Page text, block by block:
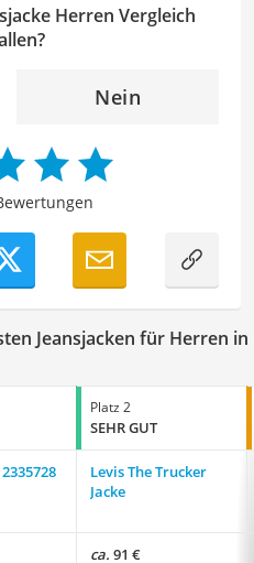
inhaltlich präzise, gut
zu gestalten.
und stilistische Qualität
Sport und meiner Liebe
ich dazu bei, dass
verständlich sowie
Herren Vergleich
Nein
Jeansjacken für Herren in
Platz 2
SEHR GUT
Levis The Trucker
Jacke
ca. 91 €